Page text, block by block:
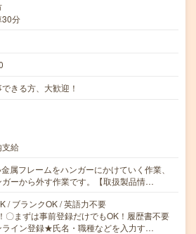
30分
きる方、大歓迎！
支給
属フレームをハンガーにかけていく作業、
ガーから外す作業です。【取扱製品情…
/ ブランクOK / 英語力不要
まずは事前登録だけでもOK！履歴書不要
ライン登録★氏名・職種などを入力す…